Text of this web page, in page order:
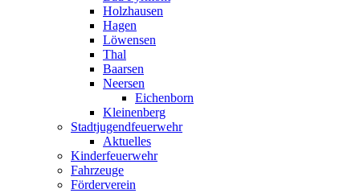
Holzhausen
Hagen
Löwensen
Thal
Baarsen
Neersen
Eichenborn
Kleinenberg
Stadtjugendfeuerwehr
Aktuelles
Kinderfeuerwehr
Fahrzeuge
Förderverein